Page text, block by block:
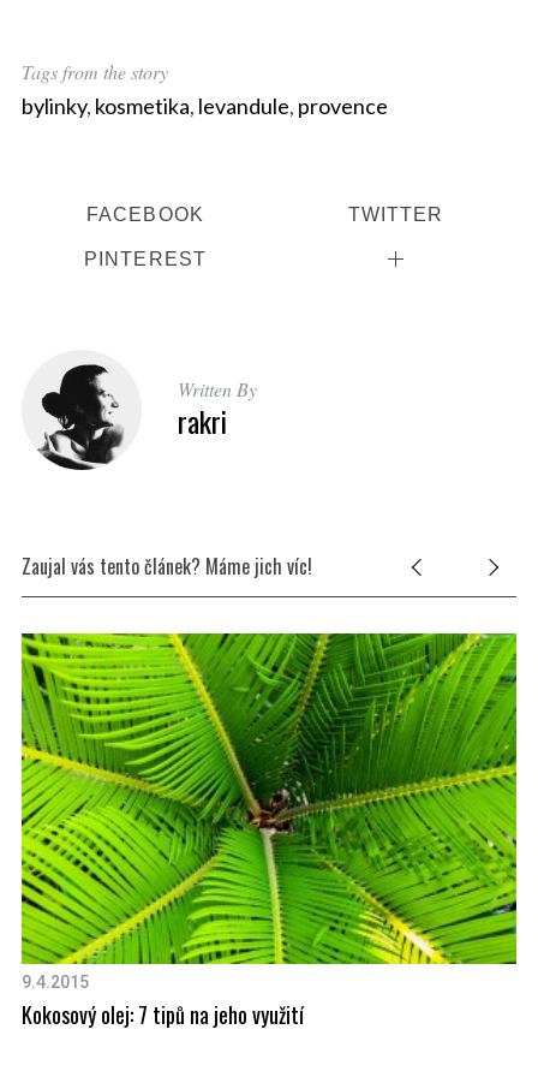
Tags from the story
bylinky, kosmetika, levandule, provence
FACEBOOK TWITTER
PINTEREST
Written By
rakri
Zaujal vás tento článek? Máme jich víc!
9.4.2015
Kokosový olej: 7 tipů na jeho využití